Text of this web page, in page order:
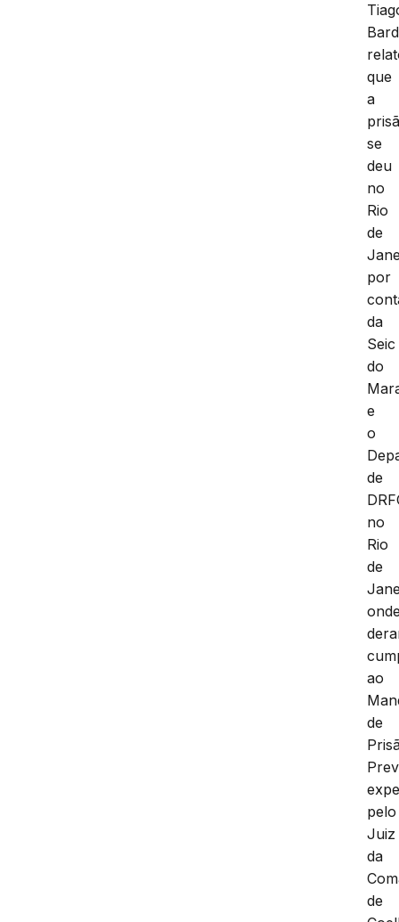
que
a
se
deu
no
Rio
de
por
da
Seic
do
e
o
de
no
Rio
de
ao
de
pelo
Juiz
da
de